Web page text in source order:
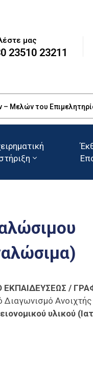
μας
23510 23211
του
ΕΚΠΑΙΔΕΥΣΕΩΣ /
Διαγωνισμό
υλικού